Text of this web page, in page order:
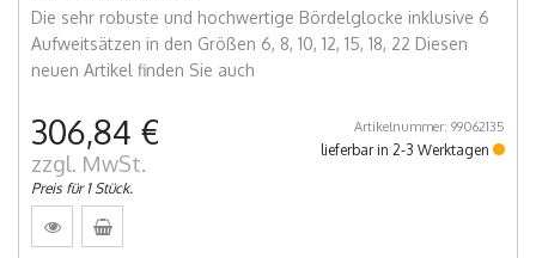
Die sehr robuste und hochwertige Bördelglocke inklusive 6
Aufweitsätzen in den Größen 6, 8, 10, 12, 15, 18, 22 Diesen
neuen Artikel finden Sie auch
306,84 €
zzgl. MwSt.
Preis für 1 Stück.
Artikelnummer: 99062135
lieferbar in 2-3 Werktagen